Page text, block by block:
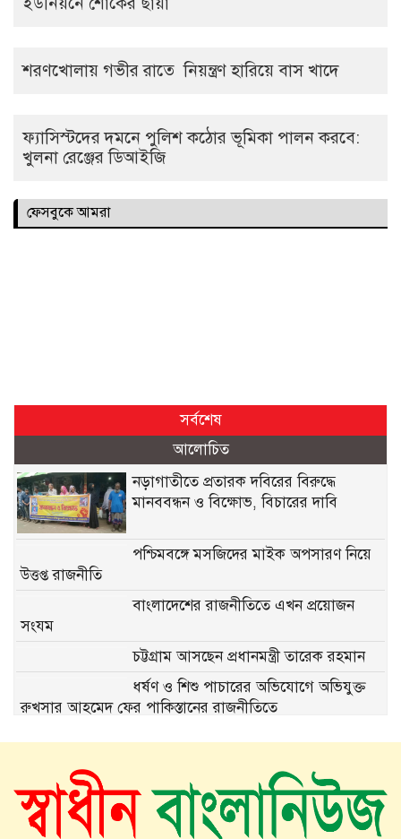
শরণখোলায় গভীর রাতে নিয়ন্ত্রণ হারিয়ে বাস খাদে
ফ্যাসিস্টদের দমনে পুলিশ কঠোর ভূমিকা পালন করবে:
খুলনা রেঞ্জের ডিআইজি
ফেসবুকে আমরা
সর্বশেষ
আলোচিত
নড়াগাতীতে প্রতারক দবিরের বিরুদ্ধে
মানববন্ধন ও বিক্ষোভ, বিচারের দাবি
পশ্চিমবঙ্গে মসজিদের মাইক অপসারণ নিয়ে
উত্তপ্ত রাজনীতি
বাংলাদেশের রাজনীতিতে এখন প্রয়োজন
সংযম
চট্টগ্রাম আসছেন প্রধানমন্ত্রী তারেক রহমান
ধর্ষণ ও শিশু পাচারের অভিযোগে অভিযুক্ত
রুখসার আহমেদ ফের পাকিস্তানের রাজনীতিতে
১৫ মাস পর দেশে ফিরছেন ইলিয়াস কাঞ্চন
ভিনিসিয়ুস কি রিয়াল ছাড়ার পথে?